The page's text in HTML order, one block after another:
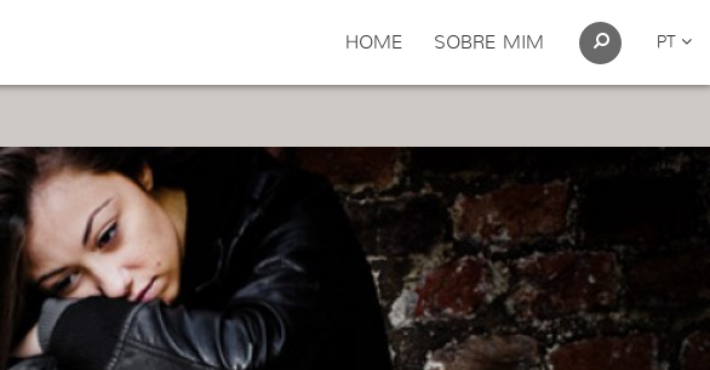
HOME SOBRE MIM PT